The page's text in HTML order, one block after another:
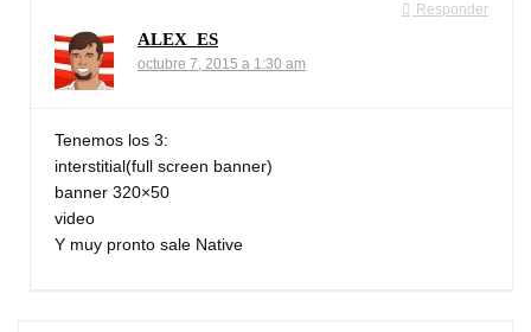
Responder
ALEX_ES
octubre 7, 2015 a 1:30 am
Tenemos los 3:
interstitial(full screen banner)
banner 320×50
video
Y muy pronto sale Native